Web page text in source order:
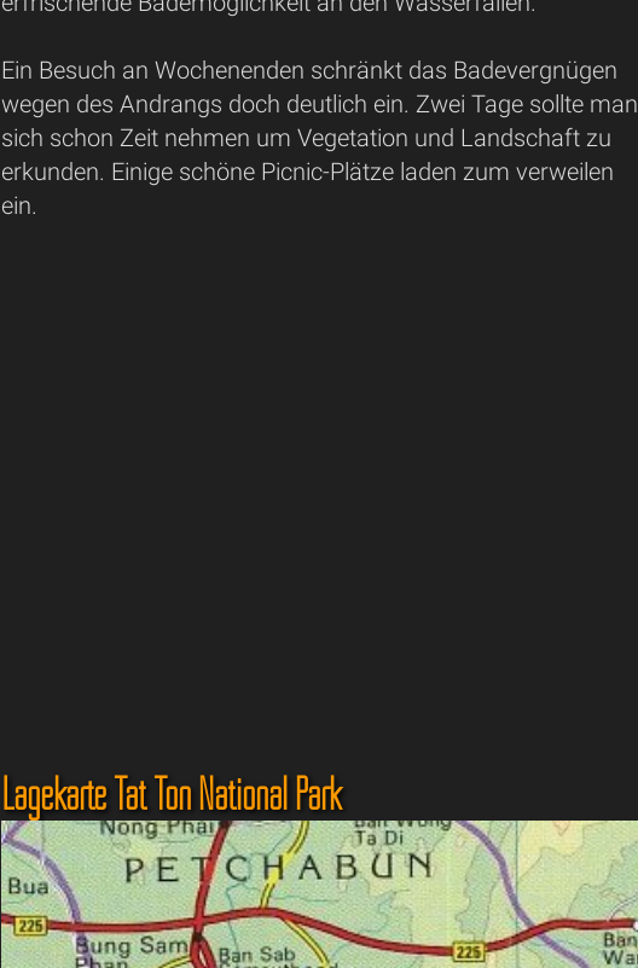
Ein Besuch an Wochenenden schränkt das Badevergnügen
wegen des Andrangs doch deutlich ein. Zwei Tage sollte man
sich schon Zeit nehmen um Vegetation und Landschaft zu
erkunden. Einige schöne Picnic-Plätze laden zum verweilen
ein.
Lagekarte Tat Ton National Park